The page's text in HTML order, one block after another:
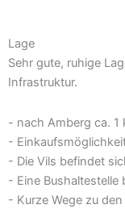
Lage
Sehr gute, ruhige
Infrastruktur.
- nach Amberg ca. 1
-
- Die Vils befindet
- Eine
- Kurze Wege zu